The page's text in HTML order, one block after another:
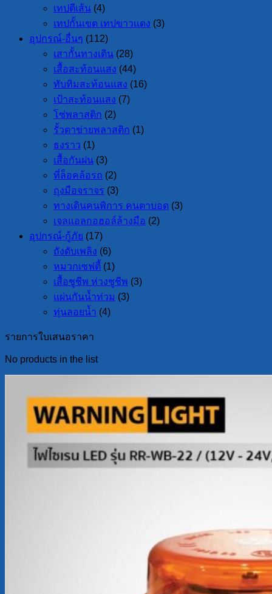
เทปตีเส้น (4)
เทปกั้นเขต เทปขาวแดง (3)
อุปกรณ์-อื่นๆ (112)
เสากั้นทางเดิน (28)
เสื้อสะท้อนแสง (44)
ทับทิมสะท้อนแสง (16)
เป้าสะท้อนแสง (7)
โซ่พลาสติก (2)
รั้วตาข่ายพลาสติก (1)
ธงราว (1)
เสื้อกันฝน (3)
ที่ล็อคล้อรถ (2)
ถุงมือจราจร (3)
ทางเดินคนพิการ คนตาบอด (3)
เจลแอลกอฮอล์ล้างมือ (2)
อุปกรณ์-กู้ภัย (17)
ถังดับเพลิง (6)
หมวกเซฟตี้ (1)
เสื้อชูชีพ ห่วงชูชีพ (3)
แผ่นกันน้ำท่วม (3)
ทุ่นลอยน้ำ (4)
รายการใบเสนอราคา
No products in the list